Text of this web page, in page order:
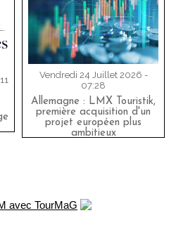
Vendredi 24 Juillet 2026 -
07:28
Allemagne : LMX Touristik,
première acquisition d'un
projet européen plus
ambitieux